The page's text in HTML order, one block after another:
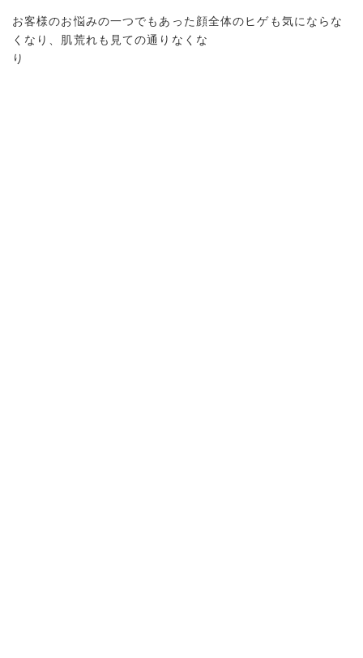
お客様のお悩みの一つでもあった顔全体のヒゲも気にならな
くなり、肌荒れも見ての通りなくな
り